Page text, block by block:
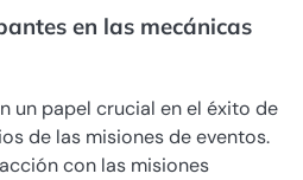
en las mecánicas
un papel crucial en el éxito de
de las misiones de eventos.
con las misiones